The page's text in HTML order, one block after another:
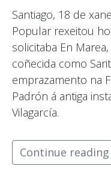
Santiago, 18 de
Popular rexeitou
solicitaba En
coñecida como
emprazamento na
Padrón á antiga
Vilagarcía.
Continue reading